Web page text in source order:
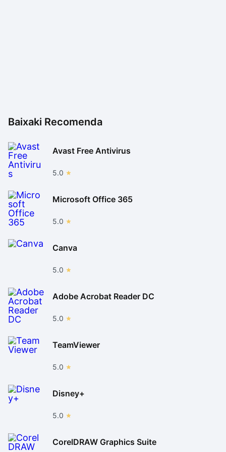
Baixaki Recomenda
Avast Free Antivirus
5.0
Microsoft Office 365
5.0
Canva
5.0
Adobe Acrobat Reader DC
5.0
TeamViewer
5.0
Disney+
5.0
CorelDRAW Graphics Suite